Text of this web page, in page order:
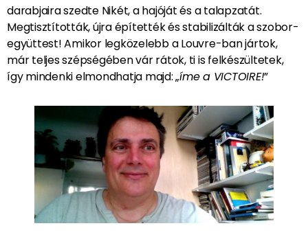
darabjaira szedte Nikét, a hajóját és a talapzatát.
Megtisztították, újra építették és stabilizálták a szobor-
együttest! Amikor legközelebb a Louvre-ban jártok,
már teljes szépségében vár rátok, ti is felkészültetek,
így mindenki elmondhatja majd: „íme a VICTOIRE!”